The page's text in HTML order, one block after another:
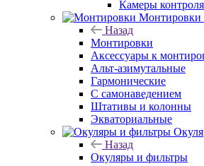
Камеры
Монтировки
Назад
Монтировки
Аксессуары к
Альт-азимутальные
Гармонические
С самонаведением
Штативы и колонны
Экваториальные
Назад
Окуляры и фильтры